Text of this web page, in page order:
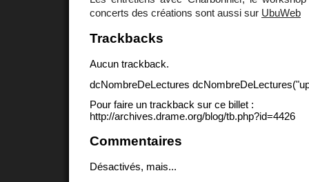
concerts des créations sont aussi sur UbuWeb
Trackbacks
Aucun trackback.
dcNombreDeLectures
Pour faire un trackback sur ce billet :
http://archives.drame.org/blog/tb.php?id=4426
Commentaires
Désactivés, mais...